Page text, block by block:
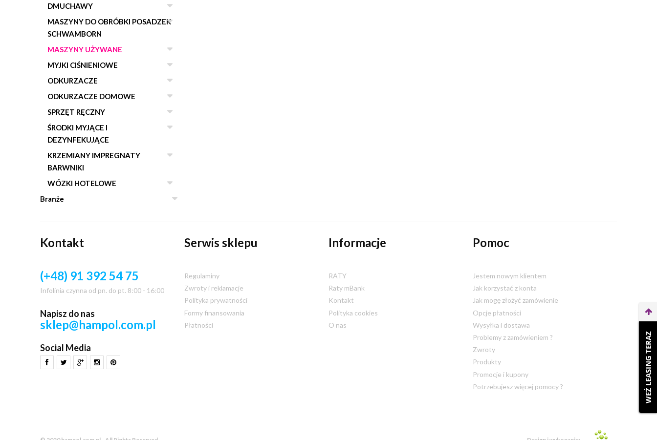
DMUCHAWY
MASZYNY DO OBRÓBKI POSADZEK
SCHWAMBORN
MASZYNY UŻYWANE
MYJKI CIŚNIENIOWE
ODKURZACZE
ODKURZACZE DOMOWE
SPRZĘT RĘCZNY
ŚRODKI MYJĄCE I
DEZYNFEKUJĄCE
KRZEMIANY IMPREGNATY
BARWNIKI
WÓZKI HOTELOWE
Branże
Kontakt
(+48) 91 392 54 75
Infolinia czynna od pn. do pt. 8:00 - 16:00
Napisz do nas
sklep@hampol.com.pl
Social Media
Serwis sklepu
Regulaminy
Zwroty i reklamacje
Polityka prywatności
Formy finansowania
Płatności
Informacje
RATY
Raty mBank
Kontakt
Polityka cookies
O nas
Pomoc
Jestem nowym klientem
Jak korzystać z konta
Jak mogę złożyć zamówienie
Opcje płatności
Wysyłka i dostawa
Problemy z zamówieniem ?
Zwroty
Produkty
Promocje i kupony
Potrzebujesz więcej pomocy ?
WEŹ LEASING TERAZ